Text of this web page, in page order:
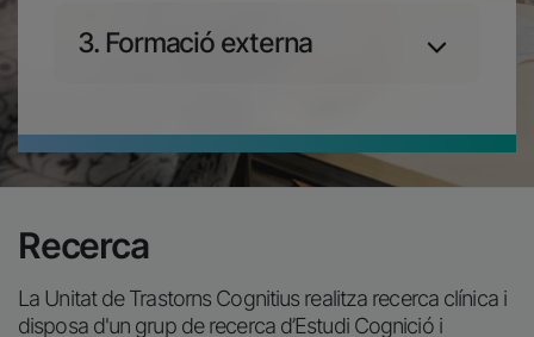
3. Formació externa
Recerca
La Unitat de Trastorns Cognitius realitza recerca clínica i
disposa d'un grup de recerca d’Estudi Cognició i